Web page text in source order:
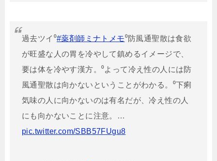
過去ツイ⁰#薬剤師ミナトメモ⁰防風通聖散は食欲
が旺盛な人の胃を冷やして鎮めるイメージで、
要は体を冷やす漢方。⁰よって冷え性の人には防
風通聖散は向かないということがわかる。⁰下痢
気味の人に向かないのは有名だが、冷え性の人
にも向かないことに注意。…
pic.twitter.com/SBB57FUgu8